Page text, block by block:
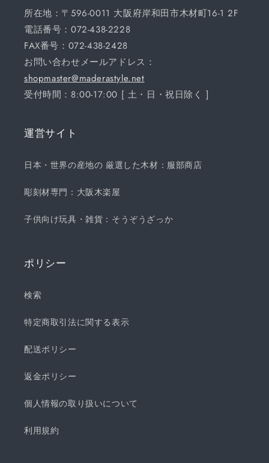
所在地：〒596-0011 大阪府岸和田市木材町16-1 2F
電話番号：072-438-2228
FAX番号：072-438-2428
お問い合わせメールアドレス：
shopmaster@maderastyle.net
受付時間：8:00-17:00 [ 土・日・祝日除く ]
運営サイト
日本・世界の産地の 厳選した木材：服部商店
彫刻材専門：大阪木楽屋
子供向け玩具・雑貨：そうぞうざっか
ポリシー
検索
特定商取引法に関する表示
配送ポリシー
返金ポリシー
個人情報の取り扱いについて
利用規約